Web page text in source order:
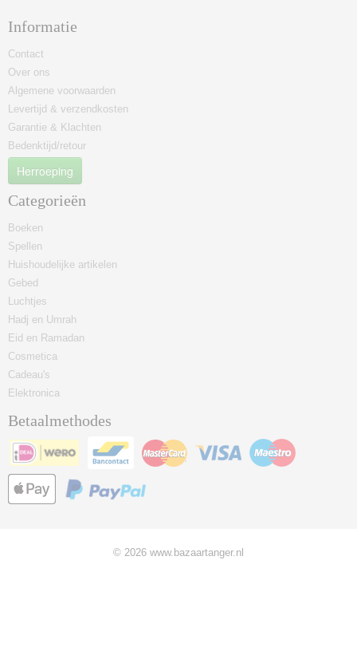
Informatie
Contact
Over ons
Algemene voorwaarden
Levertijd & verzendkosten
Garantie & Klachten
Bedenktijd/retour
Herroeping
Categorieën
Boeken
Spellen
Huishoudelijke artikelen
Gebed
Luchtjes
Hadj en Umrah
Eid en Ramadan
Cosmetica
Cadeau's
Elektronica
Betaalmethodes
© 2026 www.bazaartanger.nl